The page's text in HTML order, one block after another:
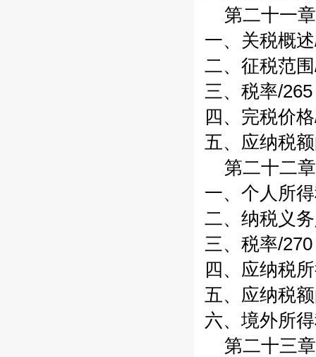
第二十一
一、关税概
二、征税范
三、税率/265
四、完税价
五、应纳税
第二十二
一、个人所
二、纳税义
三、税率/270
四、应纳税
五、应纳税
六、境外所
第二十三